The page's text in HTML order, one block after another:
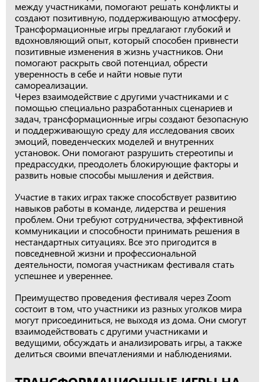
между участниками, помогают решать конфликты и
создают позитивную, поддерживающую атмосферу.
Трансформационные игры предлагают глубокий и
вдохновляющий опыт, который способен привнести
позитивные изменения в жизнь участников. Они
помогают раскрыть свой потенциал, обрести
уверенность в себе и найти новые пути
самореализации.
Через взаимодействие с другими участниками и с
помощью специально разработанных сценариев и
задач, трансформационные игры создают безопасную
и поддерживающую среду для исследования своих
эмоций, поведенческих моделей и внутренних
установок. Они помогают разрушить стереотипы и
предрассудки, преодолеть блокирующие факторы и
развить новые способы мышления и действия.
Участие в таких играх также способствует развитию
навыков работы в команде, лидерства и решения
проблем. Они требуют сотрудничества, эффективной
коммуникации и способности принимать решения в
нестандартных ситуациях. Все это пригодится в
повседневной жизни и профессиональной
деятельности, помогая участникам фестиваля стать
успешнее и увереннее.
Преимущество проведения фестиваля через Zoom
состоит в том, что участники из разных уголков мира
могут присоединиться, не выходя из дома. Они смогут
взаимодействовать с другими участниками и
ведущими, обсуждать и анализировать игры, а также
делиться своими впечатлениями и наблюдениями.